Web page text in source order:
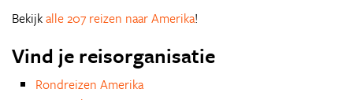
Bekijkalle 207 reizen naar Amerika!
Vind je reisorganisatie
Rondreizen Amerika